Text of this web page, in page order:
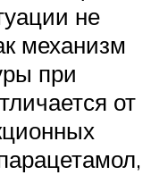
не
механизм
при
от